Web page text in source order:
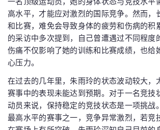
高水平，才能应对激烈的国际竞争。然而，
和比赛，难免会导致身体的疲劳和伤病的积
的采访中多次提到，自己曾遭遇过不同程度
伤痛不仅影响了她的训练和比赛成绩，也给
心压力。
在过去的几年里，朱雨玲的状态波动较大，
赛事中的表现未能达到预期。对于一名竞技
动员来说，保持稳定的竞技状态是一项挑战
最高水平的赛事之一，竞争异常激烈，若竞